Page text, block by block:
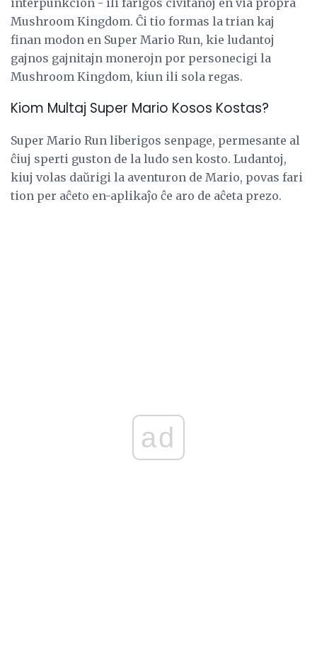
interpunkcion - ili fariĝos civitanoj en via propra
Mushroom Kingdom. Ĉi tio formas la trian kaj
finan modon en Super Mario Run, kie ludantoj
gajnos gajnitajn monerojn por personecigi la
Mushroom Kingdom, kiun ili sola regas.
Kiom Multaj Super Mario Kosos Kostas?
Super Mario Run liberigos senpage, permesante al
ĉiuj sperti guston de la ludo sen kosto. Ludantoj,
kiuj volas daŭrigi la aventuron de Mario, povas fari
tion per aĉeto en-aplikaĵo ĉe aro de aĉeta prezo.
ad